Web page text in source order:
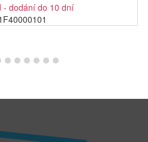
- dodání do 10 dní